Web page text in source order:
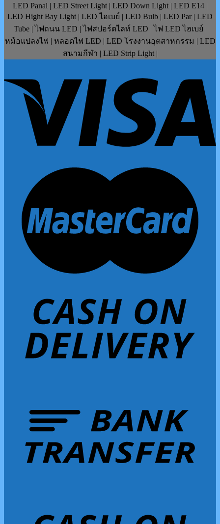
LED Panal | LED Street Light | LED Down Light | LED E14 |
LED Hight Bay Light | LED ไฮเบย์ | LED Bulb | LED Par | LED
Tube | ไฟถนน LED | ไฟสปอร์ตไลท์ LED | ไฟ LED ไฮเบย์ |
หม้อแปลงไฟ | หลอดไฟ LED | LED โรงงานอุตสาหกรรม | LED
สนามกีฬา | LED Strip Light |